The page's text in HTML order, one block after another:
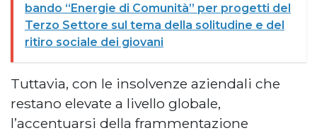
bando “Energie di Comunità” per progetti del
Terzo Settore sul tema della solitudine e del
ritiro sociale dei giovani
Tuttavia, con le insolvenze aziendali che
restano elevate a livello globale,
l’accentuarsi della frammentazione